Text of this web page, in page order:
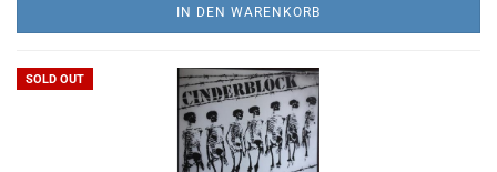
IN DEN WARENKORB
SOLD OUT